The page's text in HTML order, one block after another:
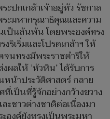
ปกเกล้าเจ้าอยู่หัว รัชกาล
ะมหากรุณาธิคุณและความ
ป็นล้นพ้น โดยพระองค์ทรง
ริเริ่มและโปรดเกล้าฯ ให้
จนทรงมีพระราชดำริให้
ผลให้ ‘หัวหิน’ ได้รับการ
น้าประวัติศาสตร์ กลาย
ที่เป็นที่รู้จักอย่างกว้างขวาง
ะชาวต่างชาติต่อเนื่องมา